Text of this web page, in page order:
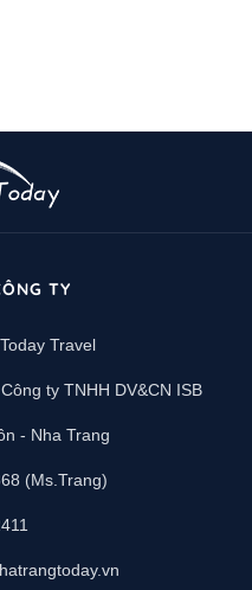
TY
Travel
ty TNHH DV&CN ISB
- Nha Trang
(Ms.Trang)